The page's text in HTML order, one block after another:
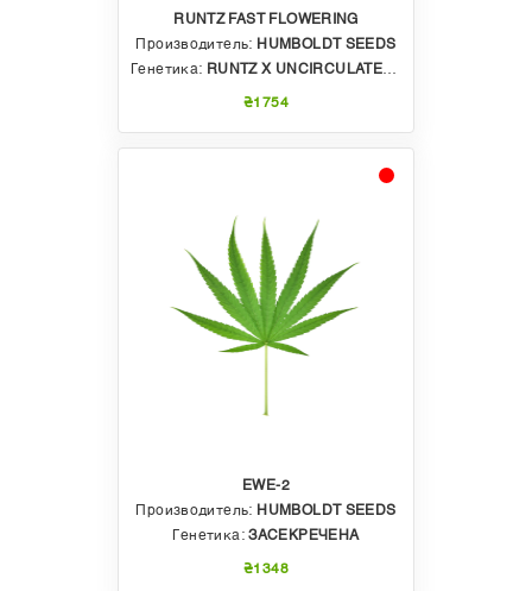
RUNTZ FAST FLOWERING
Производитель: HUMBOLDT SEEDS
Генетика: RUNTZ X UNCIRCULATED OG AUTO
₴1754
EWE-2
Производитель: HUMBOLDT SEEDS
Генетика:ЗАСЕКРЕЧЕНА
₴1348